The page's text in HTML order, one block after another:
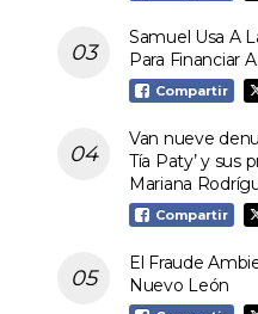
Samuel Usa A
Para Financiar
Compartir
Van nueve
Tía Paty’ y sus
Mariana
Compartir
El Fraude
Nuevo León